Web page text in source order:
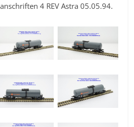
4 REV Astra 05.05.94.